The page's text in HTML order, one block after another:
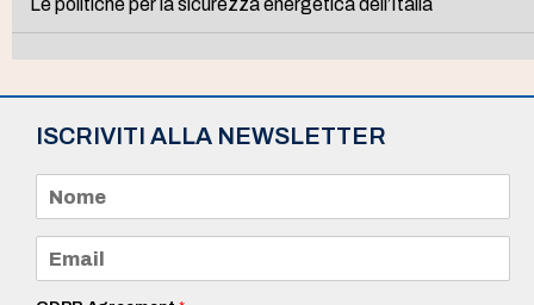
Le politiche per la sicurezza energetica dell’Italia
ISCRIVITI ALLA NEWSLETTER
m
e
a